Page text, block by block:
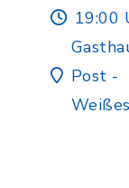
19:00
Post -